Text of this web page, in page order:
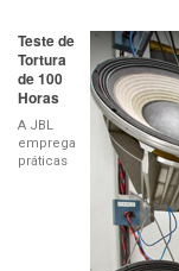
Teste de
Tortura
de 100
Horas
A JBL
emprega
práticas